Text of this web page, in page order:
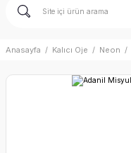
Anasayfa Kalıcı Oje Neon